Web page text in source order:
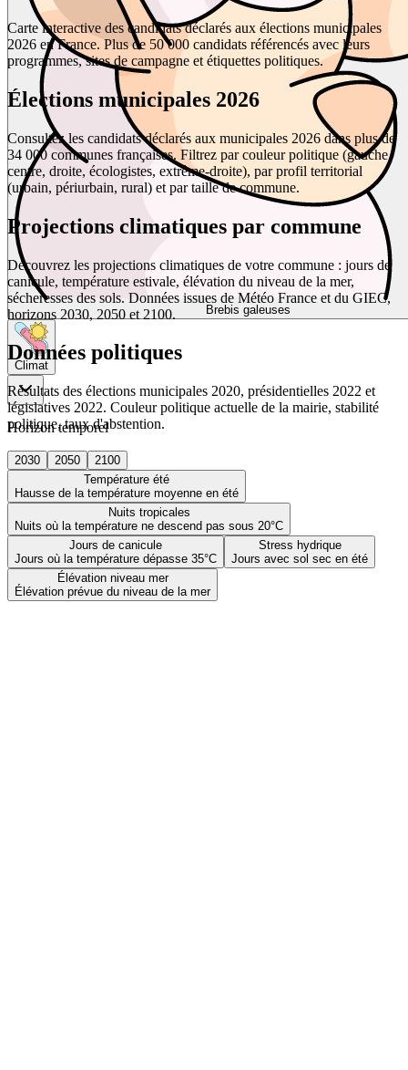
Brebis galeuses
Climat
Horizon temporel
2030 2050
2100
Température été
Hausse de la température moyenne en été
Nuits tropicales
Nuits où la température ne descend pas sous 20°C
Jours de canicule
Jours où la température dépasse 35°C
Stress hydrique
Jours avec sol sec en été
Élévation niveau mer
Élévation prévue du niveau de la mer
Carte interactive des candidats déclarés aux élections municipales
2026 en France. Plus de 50 000 candidats référencés avec leurs
programmes, sites de campagne et étiquettes politiques.
Élections municipales 2026
Consultez les candidats déclarés aux municipales 2026 dans plus de
34 000 communes françaises. Filtrez par couleur politique (gauche,
centre, droite, écologistes, extrême-droite), par profil territorial
(urbain, périurbain, rural) et par taille de commune.
Projections climatiques par commune
Découvrez les projections climatiques de votre commune : jours de
canicule, température estivale, élévation du niveau de la mer,
sécheresses des sols. Données issues de Météo France et du GIEC,
horizons 2030, 2050 et 2100.
Données politiques
Résultats des élections municipales 2020, présidentielles 2022 et
législatives 2022. Couleur politique actuelle de la mairie, stabilité
politique, taux d'abstention.